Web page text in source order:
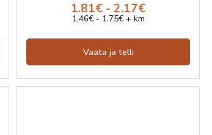
1.81€ - 2.17€
1.46€ - 1.75€ + km
Vaata ja telli